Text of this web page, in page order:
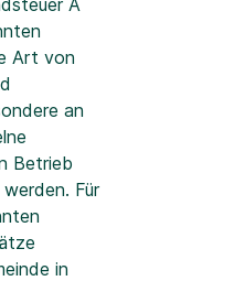
Art von
an
Betrieb
Für
in